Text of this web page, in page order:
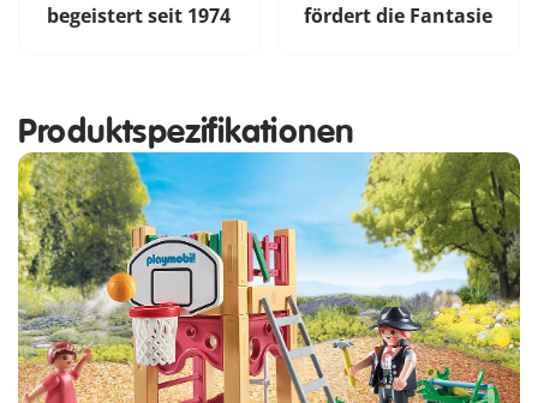
begeistert seit 1974 fördert die Fantasie
Produktspezifikationen